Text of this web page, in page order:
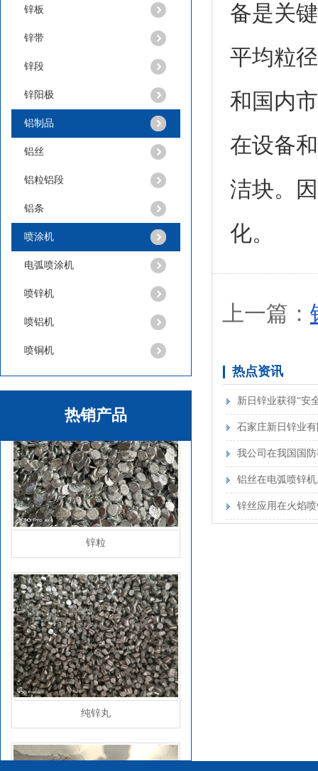
锌板
锌带
锌段
锌阳极
铝制品
铝丝
铝粒铝段
铝条
喷涂机
电弧喷涂机
喷锌机
喷铝机
喷铜机
热销产品
锌粒
纯锌丸
备是关
平均粒
和国内
在设备
洁块。
化。
上一篇：
热点资讯
新日锌业获得“安
石家庄新日锌业
锌基合金项目 进
我公司在我国国
铝丝在电弧喷锌
锌丝应用在火焰